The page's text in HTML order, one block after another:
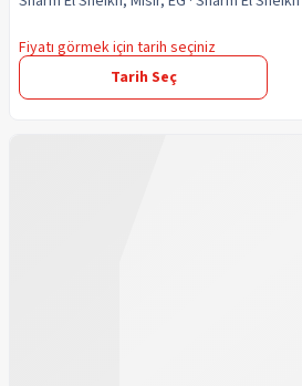
Fiyatı görmek için tarih seçiniz
Tarih Seç